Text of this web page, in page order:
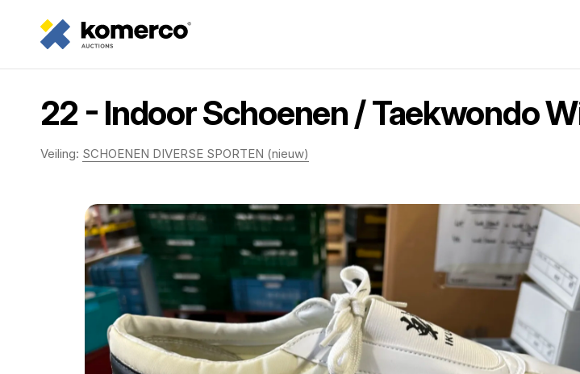
22 - Indoor Schoenen / Taekwondo
Veiling: SCHOENEN DIVERSE SPORTEN (nieuw)